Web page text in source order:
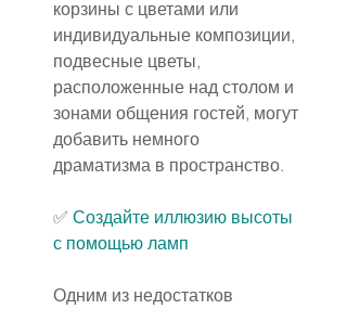
корзины с цветами или
индивидуальные композиции,
подвесные цветы,
расположенные над столом и
зонами общения гостей, могут
добавить немного
драматизма в пространство.
✅ Создайте иллюзию высоты
с помощью ламп
Одним из недостатков